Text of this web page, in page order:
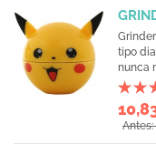
tipo
nunca
Antes: